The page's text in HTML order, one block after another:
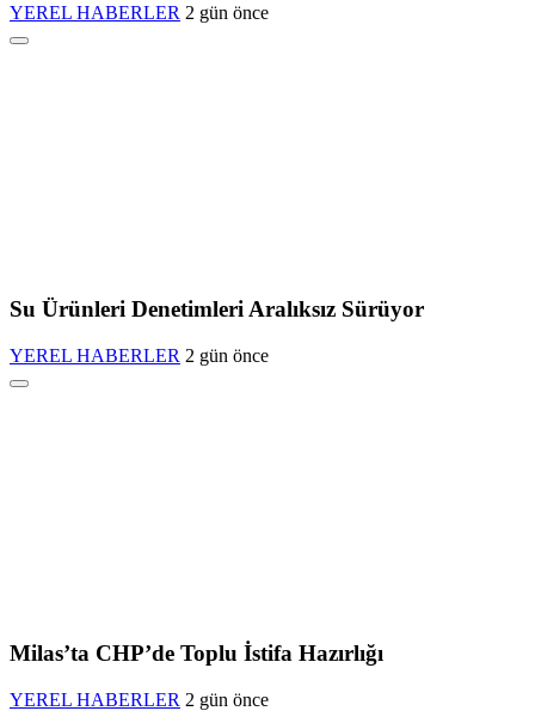
YEREL HABERLER 2 gün önce
Su Ürünleri Denetimleri Aralıksız Sürüyor
YEREL HABERLER 2 gün önce
Milas’ta CHP’de Toplu İstifa Hazırlığı
YEREL HABERLER 2 gün önce